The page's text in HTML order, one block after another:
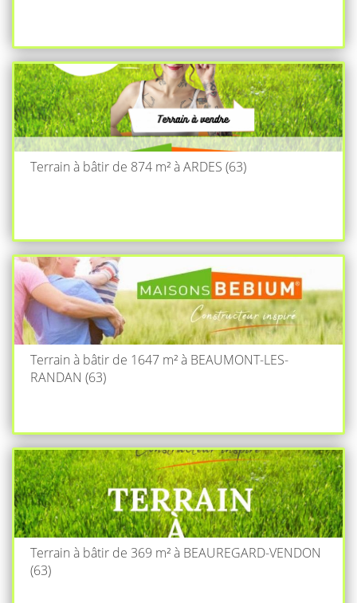
Terrain à bâtir de 874 m² à ARDES (63)
Terrain à bâtir de 1647 m² à BEAUMONT-LES-
RANDAN (63)
Terrain à bâtir de 369 m² à BEAUREGARD-VENDON
(63)